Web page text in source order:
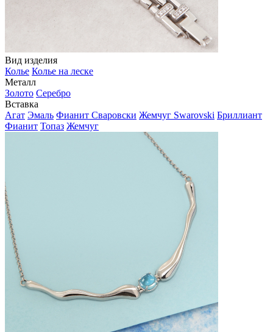
Вид изделия
Колье Колье на леске
Металл
Золото Серебро
Вставка
Агат Эмаль Фианит Сваровски Жемчуг Swarovski Бриллиант
Фианит Топаз Жемчуг